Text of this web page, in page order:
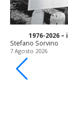
1976-2026
Stefano Sorvino
7 Agosto 2026